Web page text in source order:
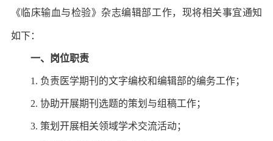
《临床输血与检验》杂志编辑部工作，现将相关事宜通知
如下：
一、岗位职责
1. 负责医学期刊的文字编校和编辑部的编务工作；
2. 协助开展期刊选题的策划与组稿工作；
3. 策划开展相关领域学术交流活动；